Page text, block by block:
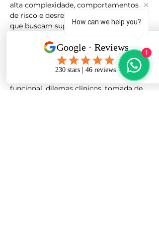
alta complexidade, comportamentos
de risco e desregulação emocional, e
que buscam suporte clínico
e sustentação da postura terapêutica.
discussão de casos: envolve análise
funcional, dilemas clínicos, tomada de
How can we help you?
1